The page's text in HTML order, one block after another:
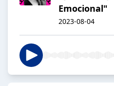
Emocional"
2023-08-04